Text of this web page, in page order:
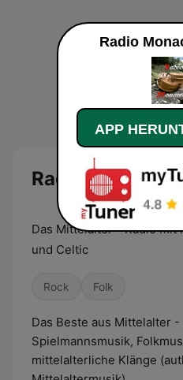
Radio
Das Mittelalter - Radio mit
und Celtic
Rock Folk
Das Beste aus Mittelalter
Spielmannsmusik,
mittelalterliche Klänge
Radio
APP